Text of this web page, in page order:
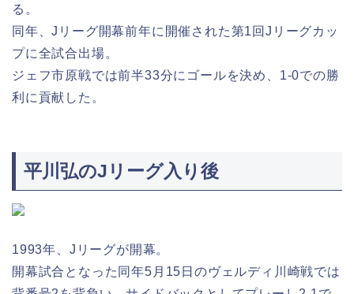
る。
同年、Jリーグ開幕前年に開催された第1回Jリーグカッ
プに全試合出場。
ジェフ市原戦では前半33分にゴールを決め、1-0での勝
利に貢献した。
平川弘のJリーグ入り後
1993年、Jリーグが開幕。
開幕試合となった同年5月15日のヴェルディ川崎戦では